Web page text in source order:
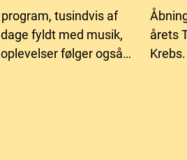
tusindvis af
fyldt med musik,
følger også
årets
med